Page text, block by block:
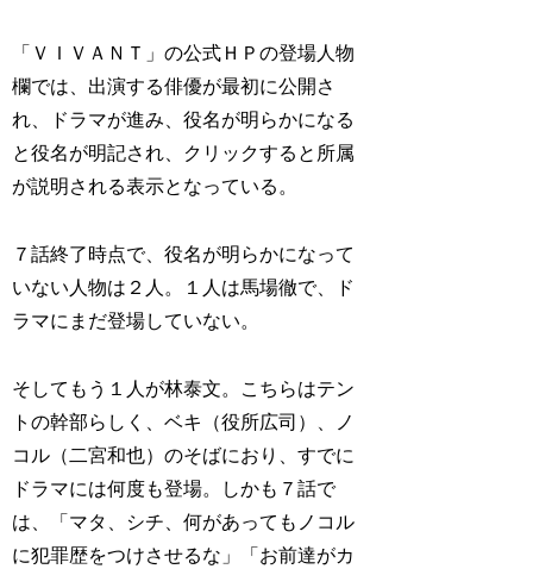
「ＶＩＶＡＮＴ」の公式ＨＰの登場人物
欄では、出演する俳優が最初に公開さ
れ、ドラマが進み、役名が明らかになる
と役名が明記され、クリックすると所属
が説明される表示となっている。
７話終了時点で、役名が明らかになって
いない人物は２人。１人は馬場徹で、ド
ラマにまだ登場していない。
そしてもう１人が林泰文。こちらはテン
トの幹部らしく、ベキ（役所広司）、ノ
コル（二宮和也）のそばにおり、すでに
ドラマには何度も登場。しかも７話で
は、「マタ、シチ、何があってもノコル
に犯罪歴をつけさせるな」「お前達がカ